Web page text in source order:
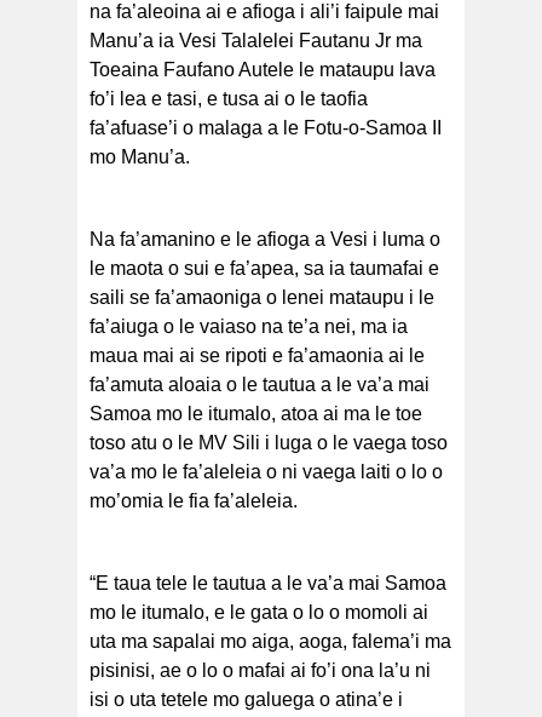
na fa’aleoina ai e afioga i ali’i faipule mai
Manu’a ia Vesi Talalelei Fautanu Jr ma
Toeaina Faufano Autele le mataupu lava
fo’i lea e tasi, e tusa ai o le taofia
fa’afuase’i o malaga a le Fotu-o-Samoa II
mo Manu’a.
Na fa’amanino e le afioga a Vesi i luma o
le maota o sui e fa’apea, sa ia taumafai e
saili se fa’amaoniga o lenei mataupu i le
fa’aiuga o le vaiaso na te’a nei, ma ia
maua mai ai se ripoti e fa’amaonia ai le
fa’amuta aloaia o le tautua a le va’a mai
Samoa mo le itumalo, atoa ai ma le toe
toso atu o le MV Sili i luga o le vaega toso
va’a mo le fa’aleleia o ni vaega laiti o lo o
mo’omia le fia fa’aleleia.
“E taua tele le tautua a le va’a mai Samoa
mo le itumalo, e le gata o lo o momoli ai
uta ma sapalai mo aiga, aoga, falema’i ma
pisinisi, ae o lo o mafai ai fo’i ona la’u ni
isi o uta tetele mo galuega o atina’e i